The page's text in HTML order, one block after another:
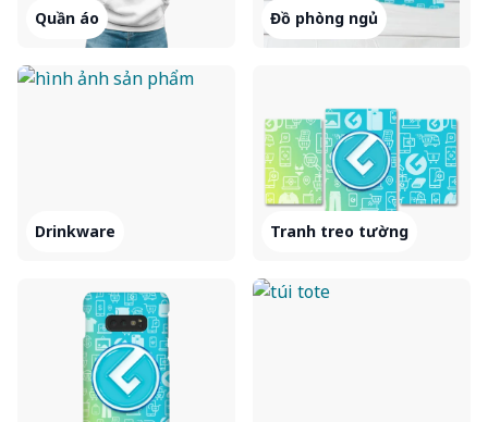
Quần áo Đồ phòng ngủ
Drinkware Tranh treo tường